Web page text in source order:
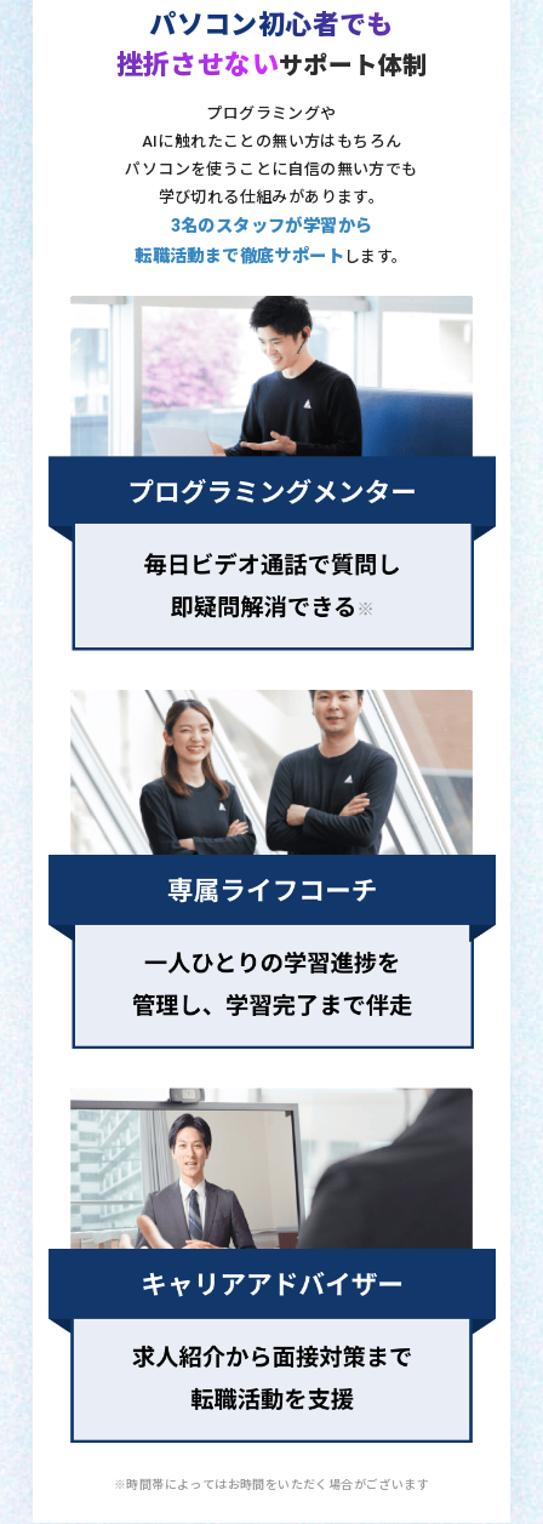
パソコン初心者でも
挫折させないサポート体制
プログラミングや
AIに触れたことの無い方はもちろん
パソコンを使うことに自信の無い方でも
学び切れる仕組みがあります。
3名のスタッフが学習から
転職活動まで徹底サポート します。
※時間帯によってはお時間をいただく場合がございます